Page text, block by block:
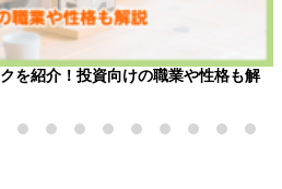
を紹介！投資向けの職業や性格も解